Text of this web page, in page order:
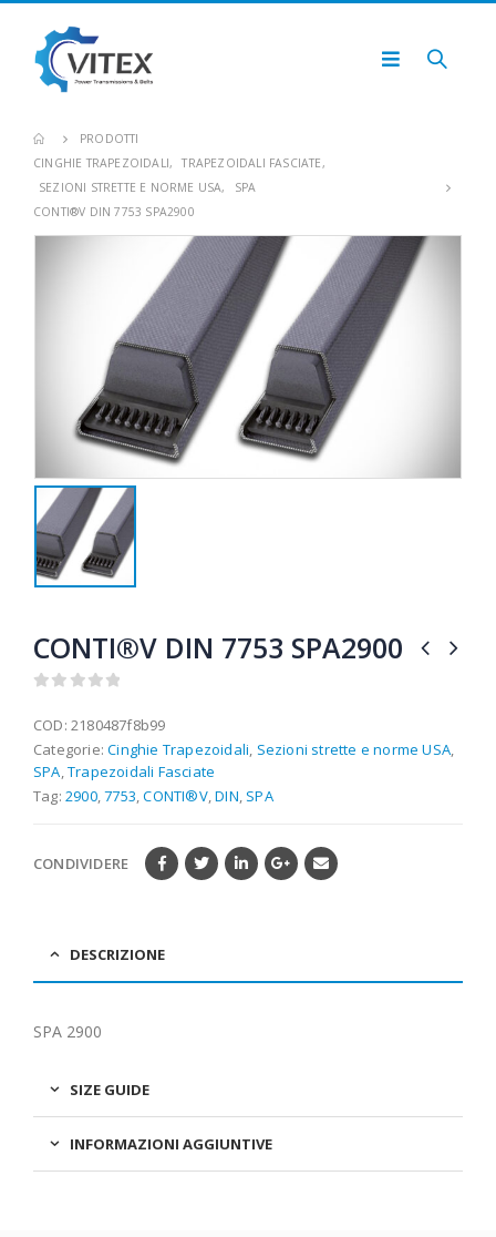
PRODOTTI
CINGHIE TRAPEZOIDALI, TRAPEZOIDALI FASCIATE,
SEZIONI STRETTE E NORME USA,
SPA
CONTI®V DIN 7753 SPA2900
CONTI®V DIN 7753 SPA2900
COD: 2180487f8b99
Categorie:Cinghie Trapezoidali Sezioni strette e norme USA
SPA ,Trapezoidali Fasciate
Tag: 2900,7753 ,CONTI®V,DIN SPA
CONDIVIDERE
DESCRIZIONE
SPA 2900
SIZE GUIDE
INFORMAZIONI AGGIUNTIVE